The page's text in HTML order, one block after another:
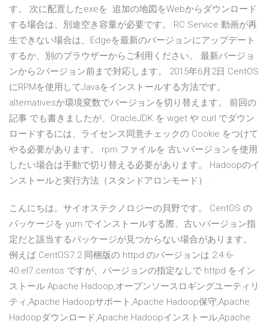
す。 次に配置したexeを 追加の地図をWebからダウンロード
する場合は、別途空き容量が必要です。 RC Service 動画が再
生できない場合は、Edgeを最新のバージョンにアップデート
するか、別のブラウザーからご利用ください。 最新バージョ
ンから2バージョン前まで対応します。 2015年6月2日 CentOS
にRPMを使用してJavaをインストールする方法です。
alternativesか環境変数でバージョンを切り替えます。 前回の
記事 でも書きましたが、OracleJDK を wget や curl でダウン
ロードするには、ライセンス同意チェックの Cookie をつけて
やる必要があります。 rpm ファイルを 古いバージョンを使用
したい場合は手動で切り替える必要があります。 Hadoopのイ
ンストールと実行方法（スタンドアロンモード）.
こんにちは。サイオステクノロジーの貝野です。 CentOS の
パッケージを yum でインストールする際、古いバージョン指
定だと該当するパッケージが見つからない場合があります。
例えば CentOS7.2 同梱版の httpd のバージョンは 2.4.6-
40.el7.centos ですが、バージョンの指定なしで httpd をイン
ストール Apache Hadoop,オープンソースロギングユーティリ
ティ,Apache Hadoopサポート,Apache Hadoop保守,Apache
Hadoopダウンロード,Apache Hadoopインストール,Apache